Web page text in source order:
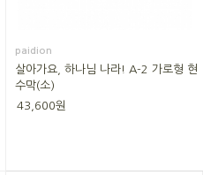
paidion
살아가요, 하나님 나라! A-2 가로형 현
수막(소)
43,600원